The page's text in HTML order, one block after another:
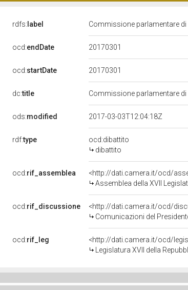
rdfs: label Commissione parlamentare
ocd:endDate 20170301
ocd:startDate 20170301
dc:title Commissione parlamentare
ods:modified 2017-03-03T12:04:18Z
rdf:type
ocd:dibattito
dibattito
ocd:rif_assemblea
<http://dati.camera.it/ocd/
Assemblea della XVII
ocd:rif_discussione
<http://dati.camera.it/ocd/
Comunicazioni del
ocd:rif_leg
<http://dati.camera.it/ocd/
Legislatura XVII della